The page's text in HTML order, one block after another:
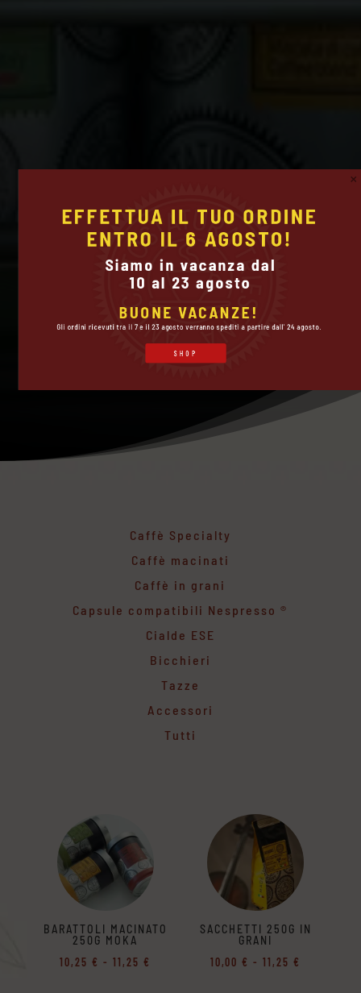
Caffè Specialty
Caffè macinati
Caffè in grani
Capsule compatibili Nespresso ®
Cialde ESE
Bicchieri
Tazze
Accessori
Tutti
BARATTOLI MACINATO
250G MOKA
10,25 € - 11,25 €
SACCHETTI 250G IN
GRANI
10,00 € - 11,25 €
EFFETTUA IL TUO ORDINE
ENTRO IL 6 AGOSTO!
Gli ordini ricevuti tra il 7 e il 23 agosto verranno spediti a partire dall' 24 agosto.
SHOP
BUONE VACANZE!
Siamo in vacanza dal
10 al 23 agosto